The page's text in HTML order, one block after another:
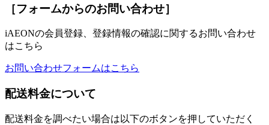
［フォームからのお問い合わせ］
iAEONの会員登録、登録情報の確認に関するお問い合わせ
はこちら
お問い合わせフォームはこちら
配送料金について
配送料金を調べたい場合は以下のボタンを押していただく